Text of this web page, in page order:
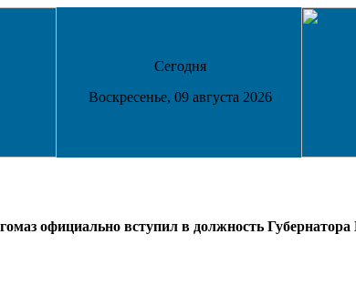
Сегодня
Воскресенье, 09 августа 2026
официально вступил в должность